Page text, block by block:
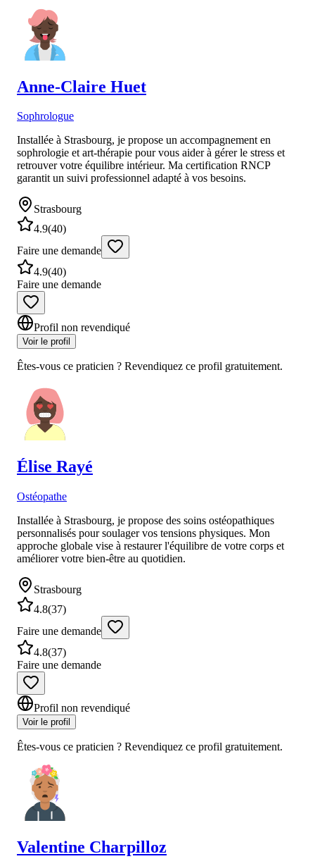
Anne-Claire Huet
Sophrologue
Installée à Strasbourg, je propose un accompagnement en
sophrologie et art-thérapie pour vous aider à gérer le stress et
retrouver votre équilibre intérieur. Ma certification RNCP
garantit un suivi professionnel adapté à vos besoins.
Strasbourg
4.9(40)
Faire une demande
4.9(40)
Faire une demande
Profil non revendiqué
Voir le profil
Êtes-vous ce praticien ? Revendiquez ce profil gratuitement.
Élise Rayé
Ostéopathe
Installée à Strasbourg, je propose des soins ostéopathiques
personnalisés pour soulager vos tensions physiques. Mon
approche globale vise à restaurer l'équilibre de votre corps et
améliorer votre bien-être au quotidien.
Strasbourg
4.8(37)
Faire une demande
4.8(37)
Faire une demande
Profil non revendiqué
Voir le profil
Êtes-vous ce praticien ? Revendiquez ce profil gratuitement.
Valentine Charpilloz